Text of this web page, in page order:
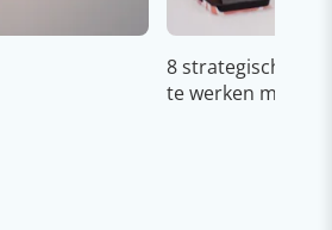
8 strategische
te werken met